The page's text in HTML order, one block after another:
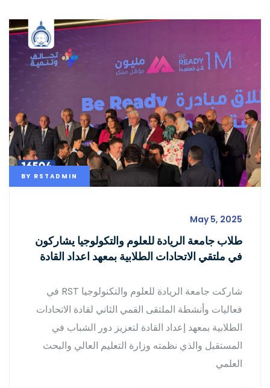
BY RSTADMIN
May 5, 2025
طلاب جامعة الريادة للعلوم والتكولوجيا يشاركون
في ملتقي الاتحادات الطلابية بمعهد اعداد القادة
شاركت جامعة الريادة للعلوم والتكنولوجيا RST في
فعاليات وأنشطة الملتقى القمي الثاني لقادة الاتحادات
الطلابية بمعهد إعداد القادة لتعزيز دور الشباب في
المستقبل والذي نظمته وزارة التعليم العالي والبحث
العلمي